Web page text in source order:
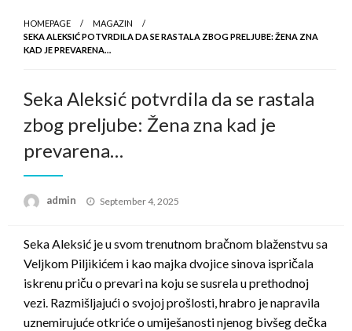
HOMEPAGE
MAGAZIN
SEKA ALEKSIĆ POTVRDILA DA SE RASTALA ZBOG PRELJUBE: ŽENA ZNA
KAD JE PREVARENA…
Seka Aleksić potvrdila da se rastala
zbog preljube: Žena zna kad je
prevarena…
admin
Posted
September 4, 2025
Seka Aleksić je u svom trenutnom bračnom blaženstvu sa
Veljkom Piljikićem i kao majka dvojice sinova ispričala
iskrenu priču o prevari na koju se susrela u prethodnoj
vezi. Razmišljajući o svojoj prošlosti, hrabro je napravila
uznemirujuće otkriće o umiješanosti njenog bivšeg dečka